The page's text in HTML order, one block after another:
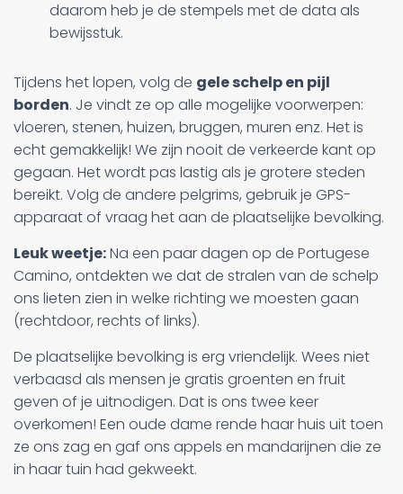
daarom heb je de stempels met de data als
bewijsstuk.
Tijdens het lopen, volg de gele schelp en pijl
borden. Je vindt ze op alle mogelijke voorwerpen:
vloeren, stenen, huizen, bruggen, muren enz. Het is
echt gemakkelijk! We zijn nooit de verkeerde kant op
gegaan. Het wordt pas lastig als je grotere steden
bereikt. Volg de andere pelgrims, gebruik je GPS-
apparaat of vraag het aan de plaatselijke bevolking.
Leuk weetje:Na een paar dagen op de Portugese
Camino, ontdekten we dat de stralen van de schelp
ons lieten zien in welke richting we moesten gaan
(rechtdoor, rechts of links).
De plaatselijke bevolking is erg vriendelijk. Wees niet
verbaasd als mensen je gratis groenten en fruit
geven of je uitnodigen. Dat is ons twee keer
overkomen! Een oude dame rende haar huis uit toen
ze ons zag en gaf ons appels en mandarijnen die ze
in haar tuin had gekweekt.